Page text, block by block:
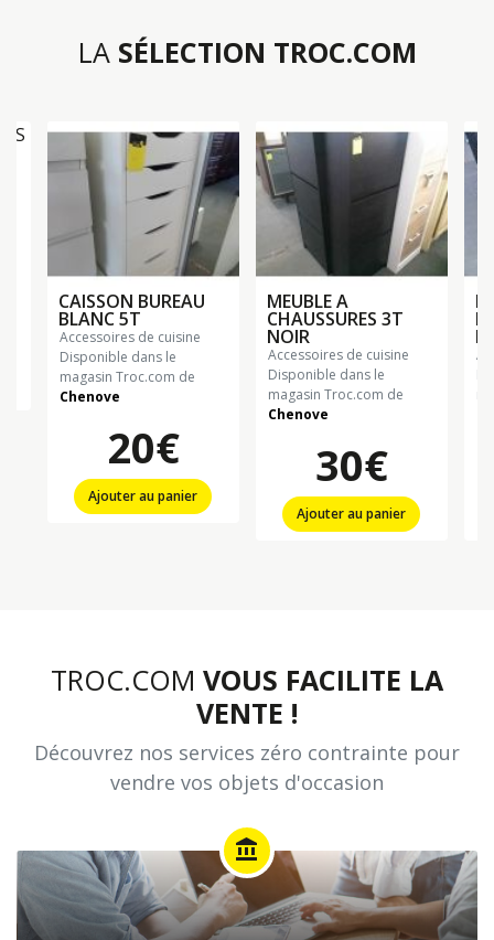
LA SÉLECTION TROC.COM
CAISSON BUREAU
BLANC 5T
accessoires de cuisine
Disponible dans le
magasin Troc.com de
Chenove
20€
Ajouter au panier
MEUBLE A
CHAUSSURES 3T
NOIR
accessoires de cuisine
Disponible dans le
magasin Troc.com de
Chenove
30€
Ajouter au panier
TROC.COM VOUS FACILITE LA
VENTE !
Découvrez nos services zéro contrainte pour
vendre vos objets d'occasion
account_balance